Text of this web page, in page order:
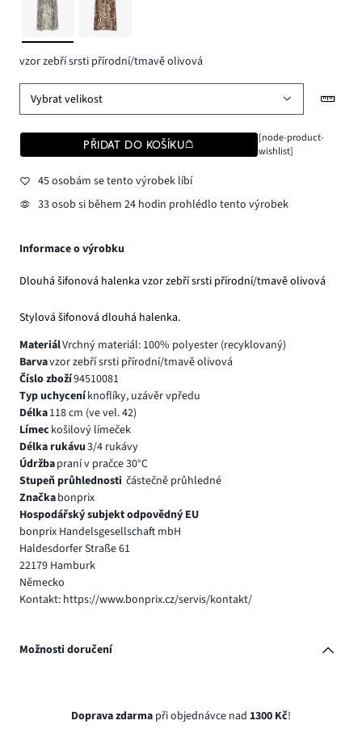
vzor zebří srsti přírodní/tmavě olivová
Vybrat velikost
PŘIDAT DO KOŠÍKU
[node-product-
wishlist]
45 osobám se tento výrobek líbí
33 osob si během 24 hodin prohlédlo tento výrobek
Informace o výrobku
Dlouhá šifonová halenka vzor zebří srsti přírodní/tmavě olivová
Stylová šifonová dlouhá halenka.
MateriálVrchný materiál: 100% polyester (recyklovaný)
Barvavzor zebří srsti přírodní/tmavě olivová
Číslo zboží94510081
Typ uchyceníknoflíky, uzávěr vpředu
Délka118 cm (ve vel. 42)
Límec košilový límeček
Délka rukávu3/4 rukávy
Údržbapraní v pračce 30°C
Stupeň průhlednosti částečně průhledné
Značkabonprix
Hospodářský subjekt odpovědný EU
bonprix Handelsgesellschaft mbH
Haldesdorfer Straße 61
22179 Hamburk
Německo
Kontakt: https://www.bonprix.cz/servis/kontakt/
Možnosti doručení
Doprava zdarma při objednávce nad 1300 Kč!